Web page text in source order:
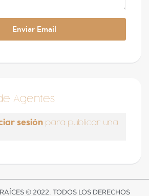
Agentes
sesión para publicar una
© 2022. TODOS LOS DERECHOS